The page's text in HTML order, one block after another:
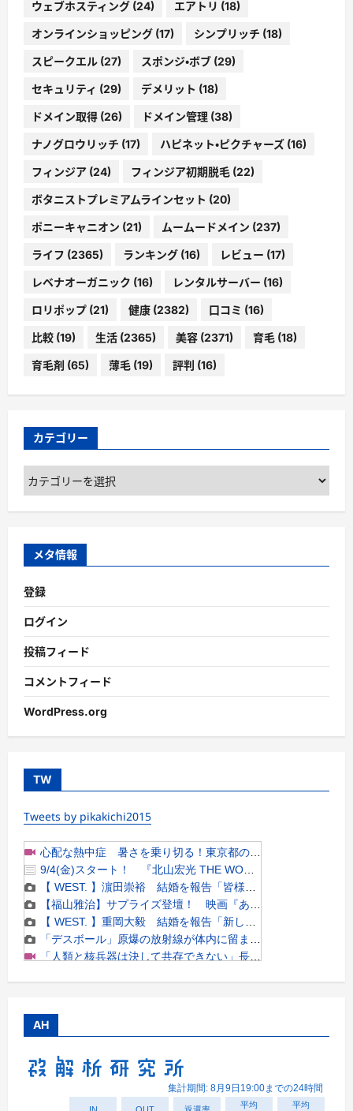
ウェブホスティング (24) エアトリ (18)
オンラインショッピング (17) シンプリッチ (18)
スピークエル (27) スポンジ・ボブ (29)
セキュリティ (29) デメリット (18)
ドメイン取得 (26) ドメイン管理 (38)
ナノグロウリッチ (17) ハピネット・ピクチャーズ (16)
フィンジア (24) フィンジア初期脱毛 (22)
ボタニストプレミアムラインセット (20)
ポニーキャニオン (21) ムームードメイン (237)
ライフ (2365) ランキング (16) レビュー (17)
レベナオーガニック (16) レンタルサーバー (16)
ロリポップ (21) 健康 (2382) 口コミ (16)
比較 (19) 生活 (2365) 美容 (2371) 育毛 (18)
育毛剤 (65) 薄毛 (19) 評判 (16)
カテゴリー
カ
テ
ゴ
ー
メタ情報
登録
ログイン
投稿フィード
コメントフィード
WordPress.org
TW
Tweets by pikakichi2015
AH